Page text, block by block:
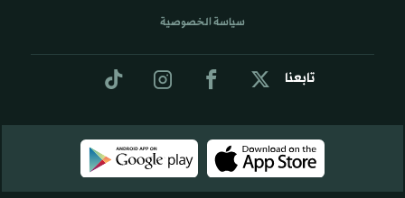
تابعنا
سياسة الخصوصية